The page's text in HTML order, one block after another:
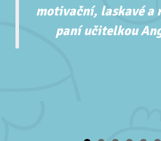
motivační, laskavé a
paní učitelkou